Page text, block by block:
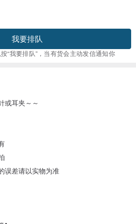
我要排队
“我要排队”，当有货会主动发信通知你
或耳夹～～
误差请以实物为准